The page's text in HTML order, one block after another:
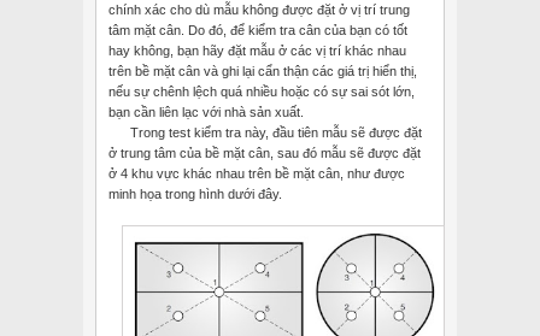
chính xác cho dù mẫu không được đặt ở vị trí trung
tâm mặt cân. Do đó, để kiểm tra cân của bạn có tốt
hay không, bạn hãy đặt mẫu ở các vị trí khác nhau
trên bề mặt cân và ghi lại cẩn thận các giá trị hiển thị,
nếu sự chênh lệch quá nhiều hoặc có sự sai sót lớn,
bạn cần liên lạc với nhà sản xuất.
Trong test kiểm tra này, đầu tiên mẫu sẽ được đặt
ở trung tâm của bề mặt cân, sau đó mẫu sẽ được đặt
ở 4 khu vực khác nhau trên bề mặt cân, như được
minh họa trong hình dưới đây.